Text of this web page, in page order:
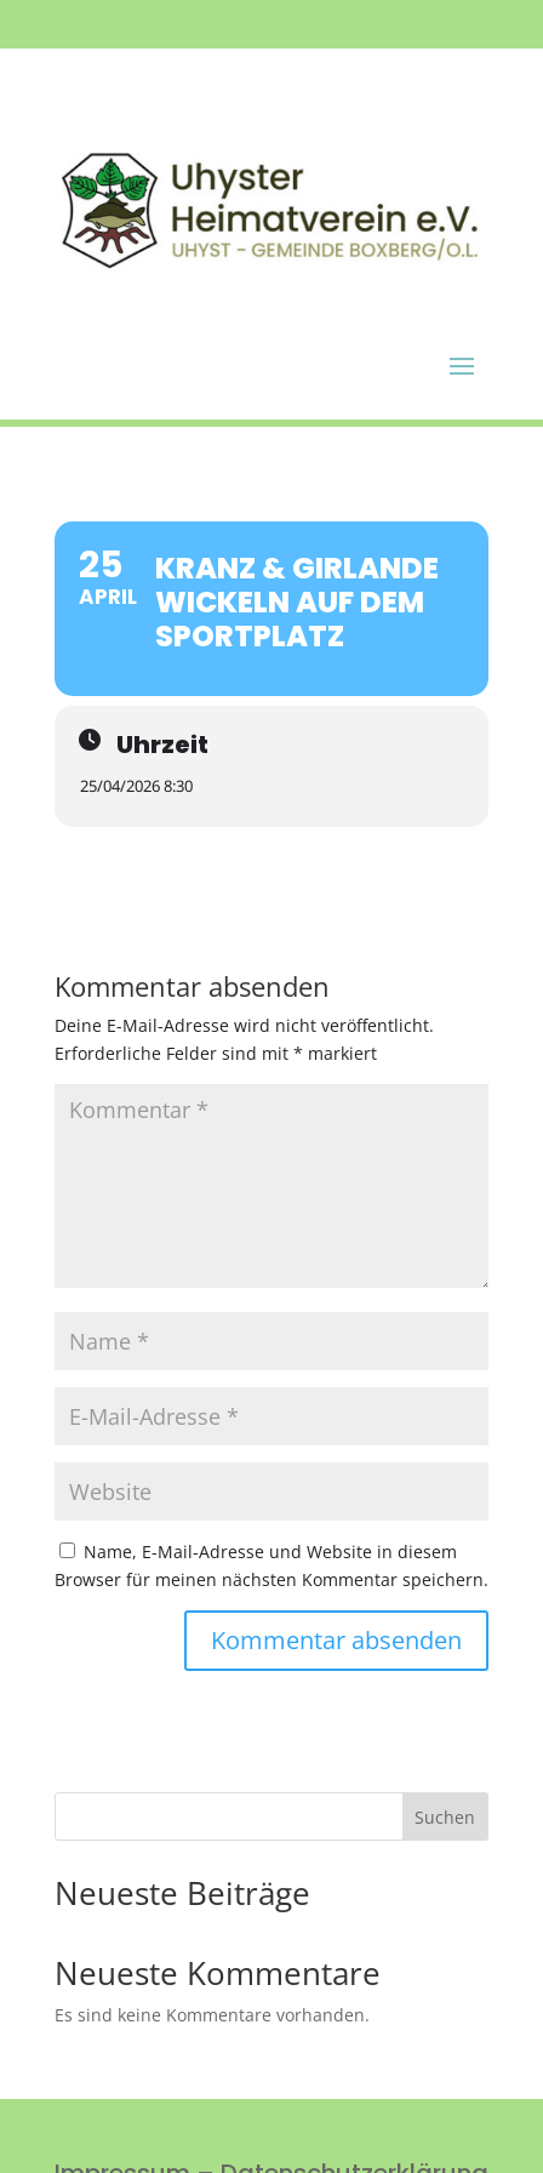
25
APRIL
KRANZ & GIRLANDE
WICKELN AUF DEM
SPORTPLATZ
Uhrzeit
25/04/2026 8:30
Kommentar absenden
Deine E-Mail-Adresse wird nicht veröffentlicht.
Erforderliche Felder sind mit * markiert
Name, E-Mail-Adresse und Website in diesem
Browser für meinen nächsten Kommentar speichern.
Suchen
Neueste Beiträge
Neueste Kommentare
Es sind keine Kommentare vorhanden.